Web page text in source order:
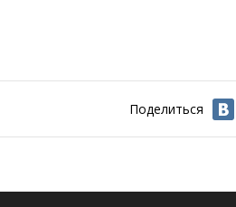
Поделиться